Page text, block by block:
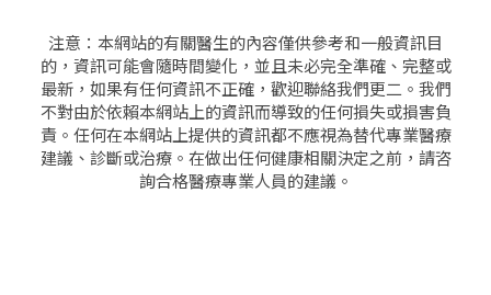
注意：本網站的有關醫生的內容僅供參考和一般資訊目
的，資訊可能會隨時間變化，並且未必完全準確、完整或
最新，如果有任何資訊不正確，歡迎聯絡我們更二。我們
不對由於依賴本網站上的資訊而導致的任何損失或損害負
責。任何在本網站上提供的資訊都不應視為替代專業醫療
建議、診斷或治療。在做出任何健康相關決定之前，請咨
詢合格醫療專業人員的建議。